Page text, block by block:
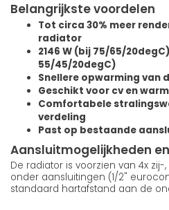
Belangrijkste voordelen
Tot circa 30% meer
radiator
2146 W (bij 75/65/
55/45/20degC)
Snellere opwarming van
Geschikt voor cv en
Comfortabele
verdeling
Past op bestaande
Aansluitmogelijkheden
De radiator is voorzien van 4x
onder aansluitingen (1/2"
standaard hartafstand aan de